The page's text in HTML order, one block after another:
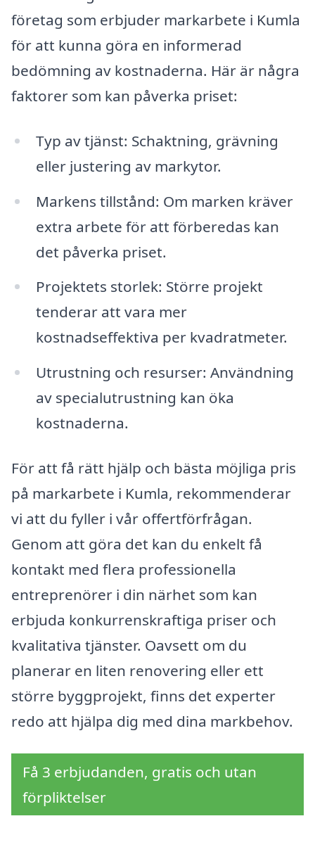
företag som erbjuder markarbete i Kumla
för att kunna göra en informerad
bedömning av kostnaderna. Här är några
faktorer som kan påverka priset:
Typ av tjänst: Schaktning, grävning
eller justering av markytor.
Markens tillstånd: Om marken kräver
extra arbete för att förberedas kan
det påverka priset.
Projektets storlek: Större projekt
tenderar att vara mer
kostnadseffektiva per kvadratmeter.
Utrustning och resurser: Användning
av specialutrustning kan öka
kostnaderna.
För att få rätt hjälp och bästa möjliga pris
på markarbete i Kumla, rekommenderar
vi att du fyller i vår offertförfrågan.
Genom att göra det kan du enkelt få
kontakt med flera professionella
entreprenörer i din närhet som kan
erbjuda konkurrenskraftiga priser och
kvalitativa tjänster. Oavsett om du
planerar en liten renovering eller ett
större byggprojekt, finns det experter
redo att hjälpa dig med dina markbehov.
Få 3 erbjudanden, gratis och utan
förpliktelser